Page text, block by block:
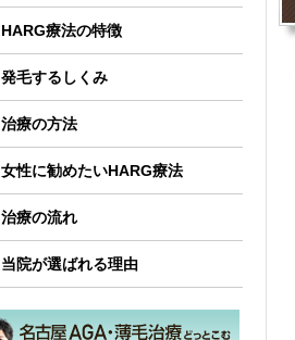
HARG療法の特徴
発毛するしくみ
治療の方法
女性に勧めたいHARG療法
治療の流れ
当院が選ばれる理由